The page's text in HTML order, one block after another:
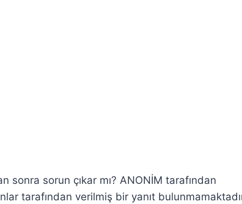
sorun çıkar mı? ANONİM tarafından
tarafından verilmiş bir yanıt